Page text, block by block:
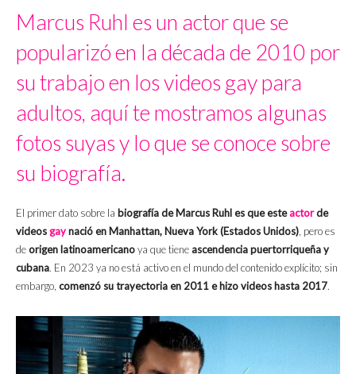
Marcus Ruhl es un actor que se
popularizó en la década de 2010 por
su trabajo en los videos gay para
adultos, aquí te mostramos algunas
fotos suyas y lo que se conoce sobre
su biografía.
El primer dato sobre la biografía de Marcus Ruhl es que esteactorde
videosgaynació en Manhattan, Nueva York (Estados Unidos), pero es
deorigen latinoamericanoya que tiene ascendencia puertorriqueña y
cubana. En 2023 ya no está activo en el mundo del contenido explícito; sin
embargo, comenzó su trayectoria en 2011 e hizo videos hasta 2017.